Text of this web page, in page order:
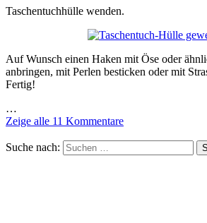
Taschentuchhülle wenden.
Auf Wunsch einen Haken mit Öse oder
anbringen, mit Perlen besticken oder mit
Fertig!
…
Zeige alle 11 Kommentare
Suche nach: